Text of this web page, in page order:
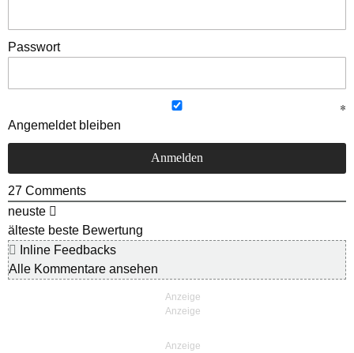
Passwort
Angemeldet bleiben
27 Comments
neuste
älteste beste Bewertung
Inline Feedbacks
Alle Kommentare ansehen
Anzeige